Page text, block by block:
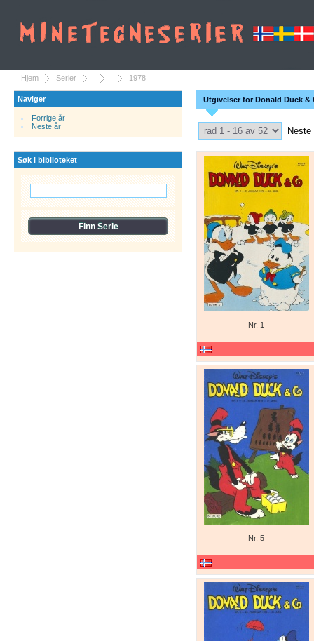
Hjem Serier 1978
Naviger
Forrige år
Neste år
Søk i biblioteket
Utgivelser for Donald Duck &
Select Pagination
Neste
Nr. 1
Nr. 5